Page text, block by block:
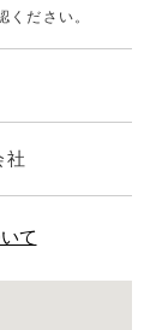
ください。
社
て